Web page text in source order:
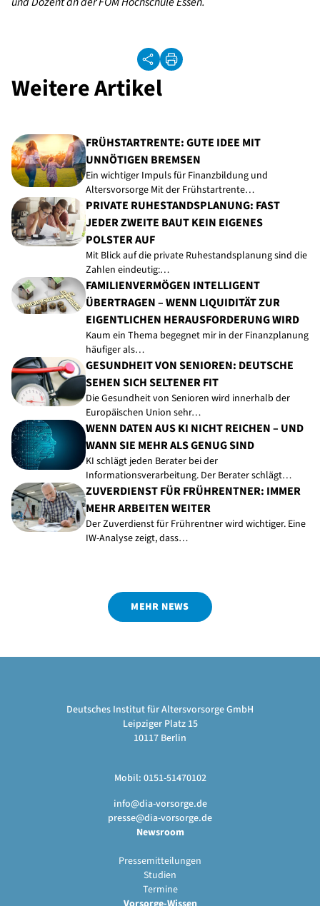
Weitere Artikel
FRÜHSTARTRENTE: GUTE IDEE MIT
UNNÖTIGEN BREMSEN
Ein wichtiger Impuls für Finanzbildung und
Altersvorsorge Mit der Frühstartrente…
PRIVATE RUHESTANDSPLANUNG: FAST
JEDER ZWEITE BAUT KEIN EIGENES
POLSTER AUF
Mit Blick auf die private Ruhestandsplanung sind die
Zahlen eindeutig:…
FAMILIENVERMÖGEN INTELLIGENT
ÜBERTRAGEN – WENN LIQUIDITÄT ZUR
EIGENTLICHEN HERAUSFORDERUNG WIRD
Kaum ein Thema begegnet mir in der Finanzplanung
häufiger als…
GESUNDHEIT VON SENIOREN: DEUTSCHE
SEHEN SICH SELTENER FIT
Die Gesundheit von Senioren wird innerhalb der
Europäischen Union sehr…
WENN DATEN AUS KI NICHT REICHEN – UND
WANN SIE MEHR ALS GENUG SIND
KI schlägt jeden Berater bei der
Informationsverarbeitung. Der Berater schlägt…
ZUVERDIENST FÜR FRÜHRENTNER: IMMER
MEHR ARBEITEN WEITER
Der Zuverdienst für Frührentner wird wichtiger. Eine
IW-Analyse zeigt, dass…
MEHR NEWS
Deutsches Institut für Altersvorsorge GmbH
Leipziger Platz 15
10117 Berlin
Mobil: 0151-51470102
info@dia-vorsorge.de
presse@dia-vorsorge.de
Newsroom
Pressemitteilungen
Studien
Termine